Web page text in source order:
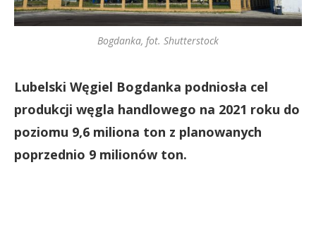
Bogdanka, fot. Shutterstock
Lubelski Węgiel Bogdanka podniosła cel
produkcji węgla handlowego na 2021 roku do
poziomu 9,6 miliona ton z planowanych
poprzednio 9 milionów ton.